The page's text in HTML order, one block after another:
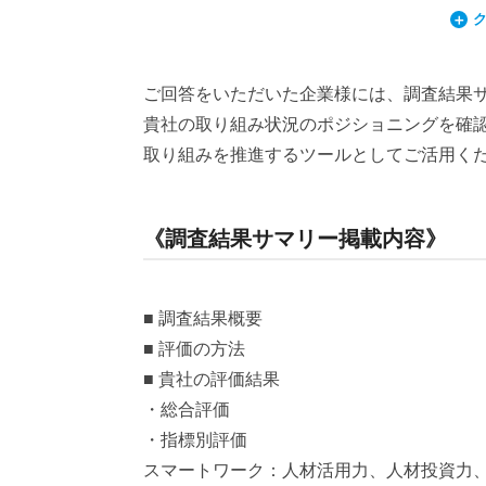
ご回答をいただいた企業様には、調査結果
貴社の取り組み状況のポジショニングを確
取り組みを推進するツールとしてご活用く
《調査結果サマリー掲載内容》
■ 調査結果概要
■ 評価の方法
■ 貴社の評価結果
・総合評価
・指標別評価
スマートワーク：人材活用力、人材投資力